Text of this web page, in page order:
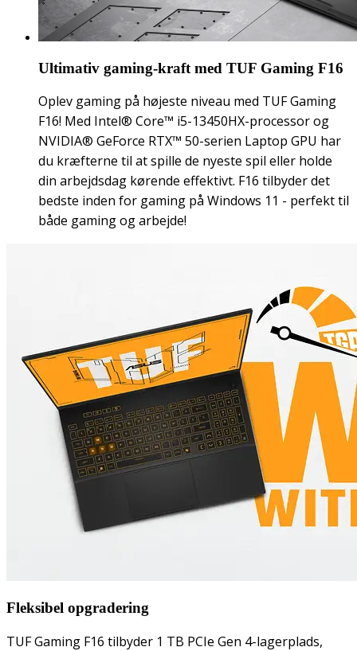
Ultimativ gaming-kraft med TUF Gaming F16
Oplev gaming på højeste niveau med TUF Gaming
F16! Med Intel® Core™ i5-13450HX-processor og
NVIDIA® GeForce RTX™ 50-serien Laptop GPU har
du kræfterne til at spille de nyeste spil eller holde
din arbejdsdag kørende effektivt. F16 tilbyder det
bedste inden for gaming på Windows 11 - perfekt til
både gaming og arbejde!
Fleksibel opgradering
TUF Gaming F16 tilbyder 1 TB PCIe Gen 4-lagerplads,